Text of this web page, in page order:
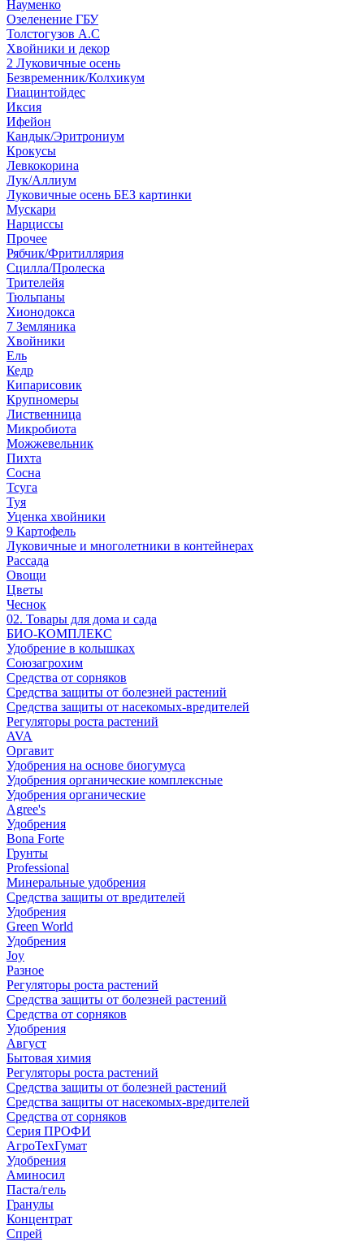
Науменко
Озеленение ГБУ
Толстогузов А.С
Хвойники и декор
2 Луковичные осень
Безвременник/Колхикум
Гиацинтойдес
Иксия
Ифейон
Кандык/Эритрониум
Крокусы
Левкокорина
Лук/Аллиум
Луковичные осень БЕЗ картинки
Мускари
Нарциссы
Прочее
Рябчик/Фритиллярия
Сцилла/Пролеска
Трителейя
Тюльпаны
Хионодокса
7 Земляника
Хвойники
Ель
Кедр
Кипарисовик
Крупномеры
Лиственница
Микробиота
Можжевельник
Пихта
Сосна
Тсуга
Туя
Уценка хвойники
9 Картофель
Луковичные и многолетники в контейнерах
Рассада
Овощи
Цветы
Чеснок
02. Товары для дома и сада
БИО-КОМПЛЕКС
Удобрение в колышках
Союзагрохим
Средства от сорняков
Средства защиты от болезней растений
Средства защиты от насекомых-вредителей
Регуляторы роста растений
AVA
Оргавит
Удобрения на основе биогумуса
Удобрения органические комплексные
Удобрения органические
Agree's
Удобрения
Bona Forte
Грунты
Professional
Минеральные удобрения
Средства защиты от вредителей
Удобрения
Green World
Удобрения
Joy
Разное
Регуляторы роста растений
Средства защиты от болезней растений
Средства от сорняков
Удобрения
Август
Бытовая химия
Регуляторы роста растений
Средства защиты от болезней растений
Средства защиты от насекомых-вредителей
Средства от сорняков
Серия ПРОФИ
АгроТехГумат
Удобрения
Аминосил
Паста/гель
Гранулы
Концентрат
Спрей